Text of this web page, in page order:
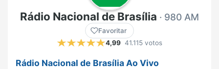
Rádio Nacional de Brasília · 980 AM
Favoritar
4,99 41.115 votos
Rádio Nacional de Brasília Ao Vivo